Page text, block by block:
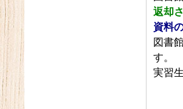
返却
資料
図書
す。
実習